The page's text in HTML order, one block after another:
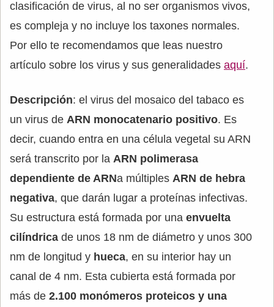
clasificación de virus, al no ser organismos vivos,
es compleja y no incluye los taxones normales.
Por ello te recomendamos que leas nuestro
artículo sobre los virus y sus generalidades aquí.
Descripción: el virus del mosaico del tabaco es
un virus de ARN monocatenario positivo. Es
decir, cuando entra en una célula vegetal su ARN
será transcrito por la ARN polimerasa
dependiente de ARNa múltiples ARN de hebra
negativa, que darán lugar a proteínas infectivas.
Su estructura está formada por una envuelta
cilíndrica de unos 18 nm de diámetro y unos 300
nm de longitud y hueca, en su interior hay un
canal de 4 nm. Esta cubierta está formada por
más de 2.100 monómeros proteicos y una